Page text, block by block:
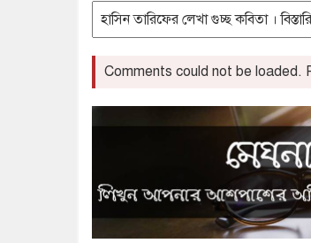
Comments could not be loaded.